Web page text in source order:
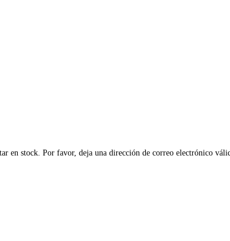
en stock. Por favor, deja una dirección de correo electrónico